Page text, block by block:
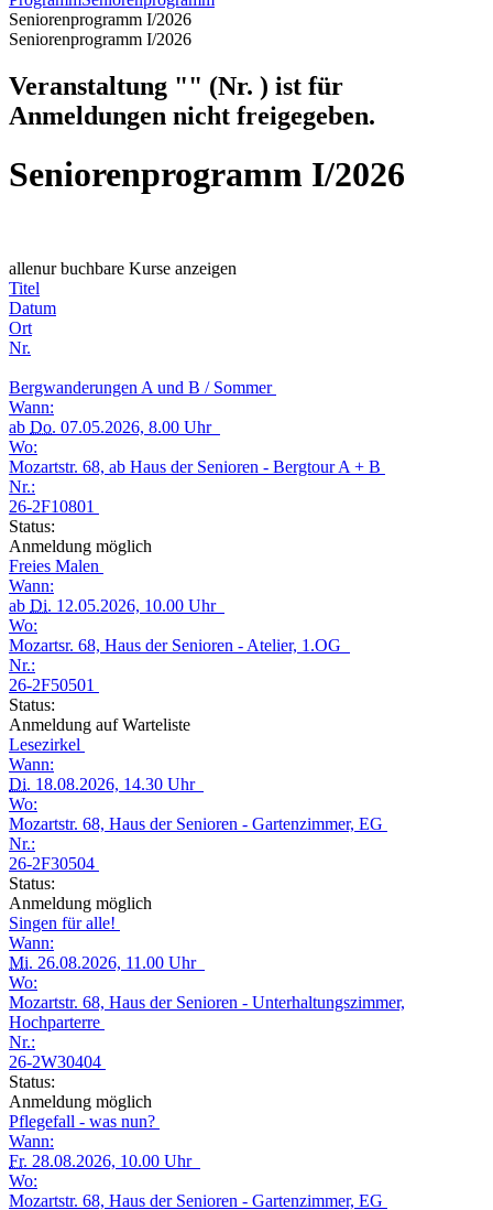
Seniorenprogramm I/2026
Seniorenprogramm I/2026
Veranstaltung "" (Nr. ) ist für
Anmeldungen nicht freigegeben.
Seniorenprogramm I/2026
allenur buchbare Kurse anzeigen
Titel
Datum
Ort
Nr.
Bergwanderungen A und B / Sommer
Wann:
ab Do. 07.05.2026, 8.00 Uhr
Wo:
Mozartstr. 68, ab Haus der Senioren - Bergtour A + B
Nr.:
26-2F10801
Status:
Anmeldung möglich
Freies Malen
Wann:
ab Di. 12.05.2026, 10.00 Uhr
Wo:
Mozartsr. 68, Haus der Senioren - Atelier, 1.OG
Nr.:
26-2F50501
Status:
Anmeldung auf Warteliste
Lesezirkel
Wann:
Di. 18.08.2026, 14.30 Uhr
Wo:
Mozartstr. 68, Haus der Senioren - Gartenzimmer, EG
Nr.:
26-2F30504
Status:
Anmeldung möglich
Singen für alle!
Wann:
Mi. 26.08.2026, 11.00 Uhr
Wo:
Mozartstr. 68, Haus der Senioren - Unterhaltungszimmer,
Hochparterre
Nr.:
26-2W30404
Status:
Anmeldung möglich
Pflegefall - was nun?
Wann:
Fr. 28.08.2026, 10.00 Uhr
Wo:
Mozartstr. 68, Haus der Senioren - Gartenzimmer, EG